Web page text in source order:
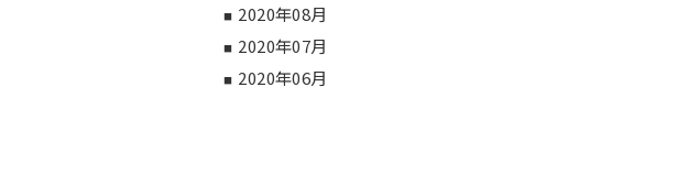
2020年08月
2020年07月
2020年06月